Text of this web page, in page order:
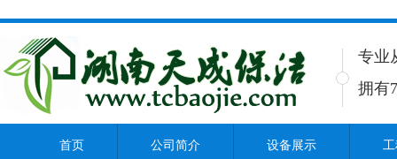
专业
拥有
首页 公司简介 设备展示